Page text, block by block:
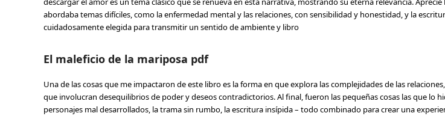
abordaba temas difíciles, como la enfermedad mental y las relaciones, con sensibilidad y honestidad, y la
cuidadosamente elegida para transmitir un sentido de ambiente y libro
El maleficio de la mariposa pdf
Una de las cosas que me impactaron de este libro es la forma en que explora las complejidades de las
que involucran desequilibrios de poder y deseos contradictorios. Al final, fueron las pequeñas cosas las que lo
personajes mal desarrollados, la trama sin rumbo, la escritura insípida – todo combinado para crear una